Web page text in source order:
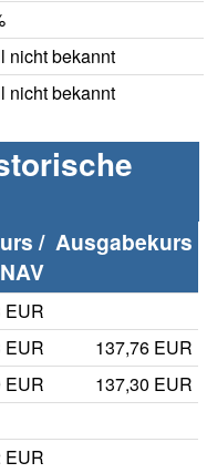
nicht bekannt
nicht bekannt
/
NAV
Ausgabekurs
EUR
EUR
137,76 EUR
EUR
137,30 EUR
EUR